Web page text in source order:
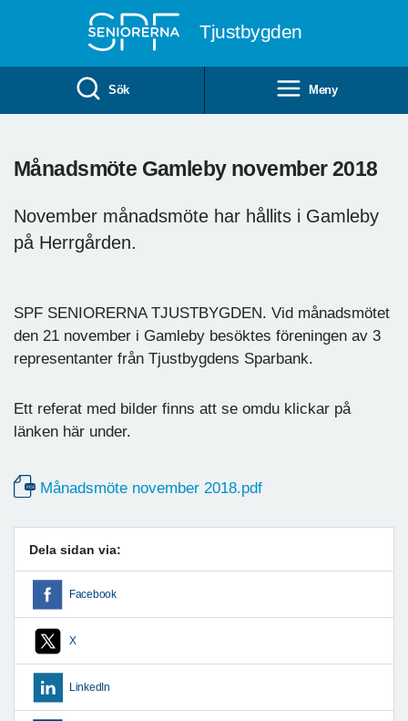
Tjustbygden
Sök Meny
Månadsmöte Gamleby november 2018
November månadsmöte har hållits i Gamleby
på Herrgården.
SPF SENIORERNA TJUSTBYGDEN. Vid månadsmötet
den 21 november i Gamleby besöktes föreningen av 3
representanter från Tjustbygdens Sparbank.
Ett referat med bilder finns att se omdu klickar på
länken här under.
Månadsmöte november 2018.pdf
Dela sidan via:
Facebook
X
LinkedIn